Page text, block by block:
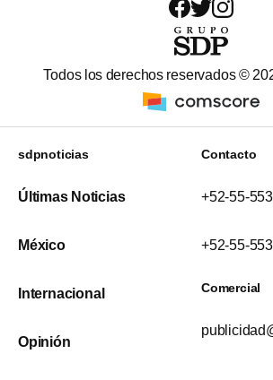
Todos los derechos reservados ©
sdpnoticias
Últimas Noticias
México
Internacional
Opinión
Contacto
+52-55-
+52-55-
Comercial